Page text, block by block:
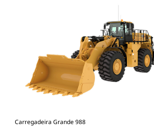
Carregadeira Grande 988